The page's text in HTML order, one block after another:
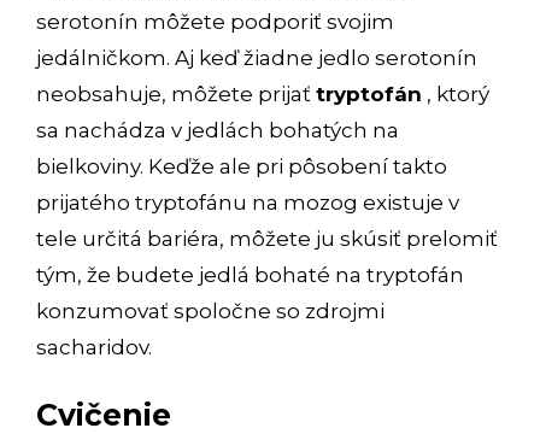
serotonín môžete podporiť svojim
jedálničkom. Aj keď žiadne jedlo serotonín
neobsahuje, môžete prijať tryptofán , ktorý
sa nachádza v jedlách bohatých na
bielkoviny. Keďže ale pri pôsobení takto
prijatého tryptofánu na mozog existuje v
tele určitá bariéra, môžete ju skúsiť prelomiť
tým, že budete jedlá bohaté na tryptofán
konzumovať spoločne so zdrojmi
sacharidov.
Cvičenie